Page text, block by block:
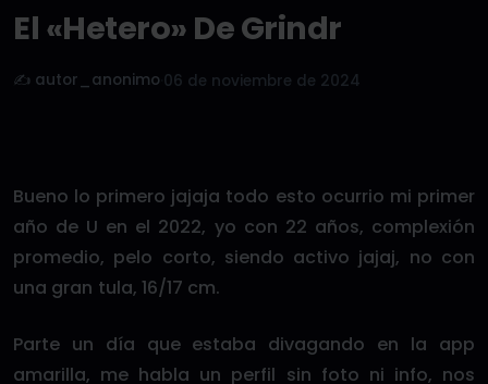
El «Hetero» De Grindr
✍️ autor_anonimo 06 de noviembre de 2024
Bueno lo primero jajaja todo esto ocurrio mi primer
año de U en el 2022, yo con 22 años, complexión
promedio, pelo corto, siendo activo jajaj, no con
una gran tula, 16/17 cm.
Parte un día que estaba divagando en la app
amarilla, me habla un perfil sin foto ni info, nos